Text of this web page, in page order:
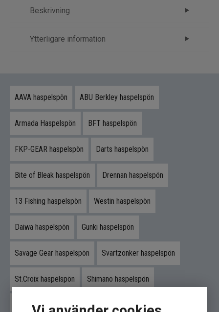
Beskrivning
Westin Perch Finesse T&C 7,1´ 7-21gr
Detta spö är utvecklat för sportfiskare som vill ha
kontroll och känsla i sitt finessfiske.
presentera betet exakt.
Byggkvalitet och känsla
Konstruktionen är framtagen för att ge snabb
respons och tydlig kontakt.
Helheten ger en följsam och förtroendeingivande
känsla i handen.
Spöt är anpassat för tekniker som jigg, Ned,
Texas och Carolina.
Det fungerar även utmärkt för mindre hårdbeten i
Ytterligare information
AAVA haspelspön ABU Berkley haspelspön
Armada Haspelspön BFT haspelspön
FKP-GEAR haspelspön Darts haspelspön
Bite of Bleak haspelspön Drennan haspelspön
13 Fishing haspelspön Westin haspelspön
Daiwa haspelspön Gunki haspelspön
Savage Gear haspelspön Svartzonker haspelspön
St.Croix haspelspön Shimano haspelspön
Övriga haspelspön